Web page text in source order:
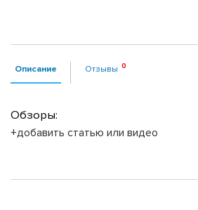
Описание Отзывы
Обзоры:
+добавить статью или видео